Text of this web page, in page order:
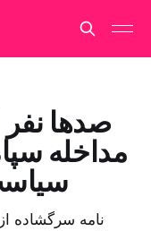
صدها نفر
مداخله